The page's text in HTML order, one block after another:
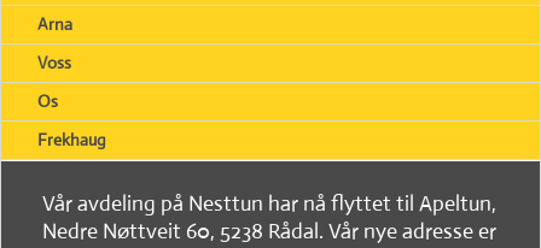
Arna
Voss
Os
Frekhaug
Vår avdeling på Nesttun har nå flyttet til Apeltun,
Nedre Nøttveit 60, 5238 Rådal. Vår nye adresse er